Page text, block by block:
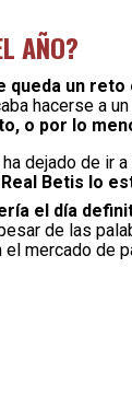
AÑO?
un reto
hacerse a
o por lo
dejado de ir
Betis lo
el día
de las
mercado de